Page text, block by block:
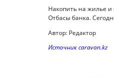
Накопить на жилье и
Отбасы банка.
Автор: Редактор
Источник caravan.kz